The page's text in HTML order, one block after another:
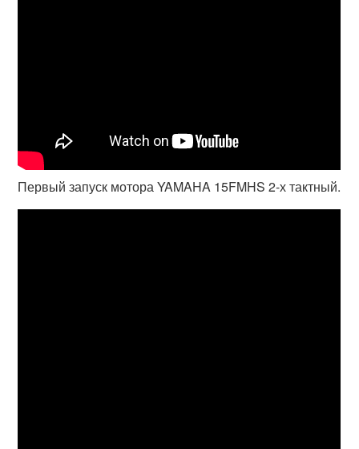
Первый запуск мотора YAMAHA 15FMHS 2-х тактный.